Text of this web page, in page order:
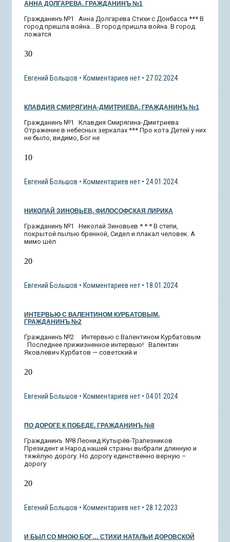
АННА ДОЛГАРЕВА. ГРАЖДАНИНЪ №1
Гражданинъ №1 Анна Долгарева Стихи с Донбасса *** В
город пришла война… В город пришла война. В город
ложатся
30
Евгений Большов Комментариев нет 27.02.2024
КЛАВДИЯ СМИРЯГИНА-ДМИТРИЕВА. ГРАЖДАНИНЪ №1
Гражданинъ №1 Клавдия Смирягина-Дмитриева
Отражение в небесных зеркалах *** Про кота Детей у них
не было, видимо, Бог не
10
Евгений Большов Комментариев нет 24.01.2024
НИКОЛАЙ ЗИНОВЬЕВ. ФИЛОСОФСКАЯ ЛИРИКА
Гражданинъ №1 Николай Зиновьев * * * В степи,
покрытой пылью бренной, Сидел и плакал человек. А
мимо шёл
20
Евгений Большов Комментариев нет 18.01.2024
ИНТЕРВЬЮ С ВАЛЕНТИНОМ КУРБАТОВЫМ.
ГРАЖДАНИНЪ №2
Гражданинъ №2 Интервью с Валентином Курбатовым
Последнее прижизненное интервью! Валентин
Яковлевич Курбатов — советский и
20
Евгений Большов Комментариев нет 04.01.2024
ПО ДОРОГЕ К ПОБЕДЕ. ГРАЖДАНИНЪ №8
Гражданинъ №8 Леонид Кутырёв-Трапезников
Президент и Народ нашей страны выбрали длинную и
тяжёлую дорогу. Но дорогу единственно верную –
дорогу
20
Евгений Большов Комментариев нет 28.12.2023
И БЫЛ СО МНОЮ БОГ… СТИХИ НАТАЛЬИ ДОРОВСКОЙ